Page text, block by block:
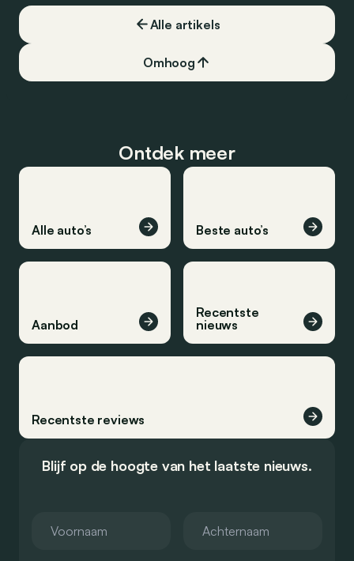
Alle artikels
Omhoog
Ontdek meer
Alle auto’s Beste auto’s
Aanbod
Recentste
nieuws
Recentste reviews
Blijf op de hoogte van het laatste nieuws.